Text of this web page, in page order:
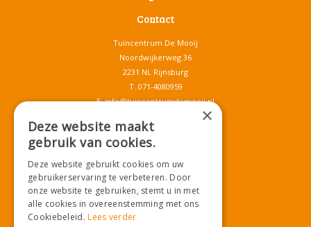
Contact
Tuincentrum De Mooij
Noordwijkerweg 36
2231 NL Rijnsburg
T. 071-4080959
E.info@tuincentrumdemooij.nl
Download onze App!
×
Deze website maakt
gebruik van cookies.
Deze website gebruikt cookies om uw
gebruikerservaring te verbeteren. Door
onze website te gebruiken, stemt u in met
alle cookies in overeenstemming met ons
Cookiebeleid.Lees verder